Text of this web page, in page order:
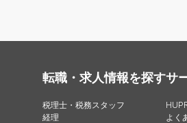
転職・求人情報を探す
税理士・税務スタッフ
経理
サ
よく